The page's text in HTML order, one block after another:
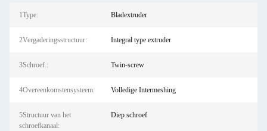
1Type: Bladextruder
2Vergaderingsstructuur: Integral type extruder
3Schroef.: Twin-screw
4Overeenkomstensysteem: Volledige Intermeshing
5Structuur van het
schroefkanaal:
Diep schroef